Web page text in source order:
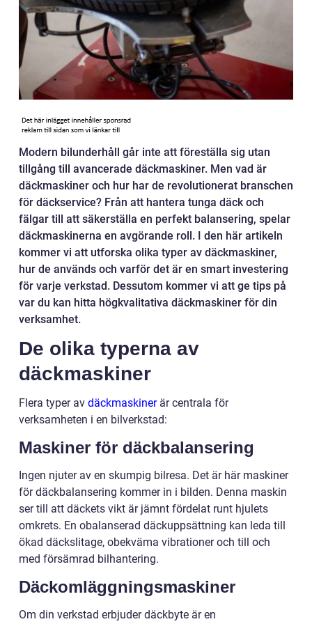
Modern bilunderhåll går inte att föreställa sig utan
tillgång till avancerade däckmaskiner. Men vad är
däckmaskiner och hur har de revolutionerat branschen
för däckservice? Från att hantera tunga däck och
fälgar till att säkerställa en perfekt balansering, spelar
däckmaskinerna en avgörande roll. I den här artikeln
kommer vi att utforska olika typer av däckmaskiner,
hur de används och varför det är en smart investering
för varje verkstad. Dessutom kommer vi att ge tips på
var du kan hitta högkvalitativa däckmaskiner för din
verksamhet.
De olika typerna av
däckmaskiner
Flera typer av däckmaskinerär centrala för
verksamheten i en bilverkstad:
Maskiner för däckbalansering
Ingen njuter av en skumpig bilresa. Det är här maskiner
för däckbalansering kommer in i bilden. Denna maskin
ser till att däckets vikt är jämnt fördelat runt hjulets
omkrets. En obalanserad däckuppsättning kan leda till
ökad däckslitage, obekväma vibrationer och till och
med försämrad bilhantering.
Däckomläggningsmaskiner
Om din verkstad erbjuder däckbyte är en